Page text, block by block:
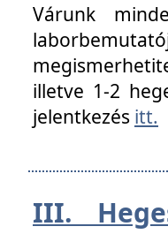
Várunk
illetve 1-2
jelentkezés itt.
III.